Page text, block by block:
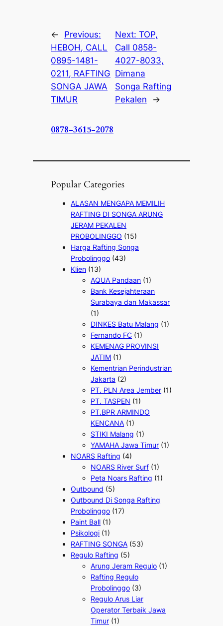
←
Previous:
HEBOH, CALL
0895-1481-
0211, RAFTING
SONGA JAWA
TIMUR
Next: TOP,
Call 0858-
4027-8033,
Dimana
Songa Rafting
Pekalen
→
0878-3615-2078
Popular Categories
ALASAN MENGAPA MEMILIH
RAFTING DI SONGA ARUNG
JERAM PEKALEN
PROBOLINGGO (15)
Harga Rafting Songa
Probolinggo (43)
Klien (13)
AQUA Pandaan (1)
Bank Kesejahteraan
Surabaya dan Makassar
(1)
DINKES Batu Malang (1)
Fernando FC (1)
KEMENAG PROVINSI
JATIM (1)
Kementrian Perindustrian
Jakarta (2)
PT. PLN Area Jember (1)
PT. TASPEN (1)
PT.BPR ARMINDO
KENCANA (1)
STIKI Malang (1)
YAMAHA Jawa Timur (1)
NOARS Rafting (4)
NOARS River Surf (1)
Peta Noars Rafting (1)
Outbound (5)
Outbound Di Songa Rafting
Probolinggo (17)
Paint Ball (1)
Psikologi (1)
RAFTING SONGA (53)
Regulo Rafting (5)
Arung Jeram Regulo (1)
Rafting Regulo
Probolinggo (3)
Regulo Arus Liar
Operator Terbaik Jawa
Timur (1)